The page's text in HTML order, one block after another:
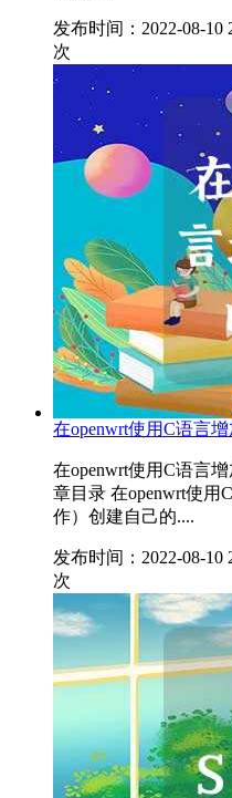
发布时间：2022-08-10
次
在openwrt使用C语言增
在openwrt使用C语言
章目录 在openwrt使用
作）创建自己的....
发布时间：2022-08-10
次